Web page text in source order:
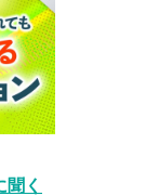
聞く